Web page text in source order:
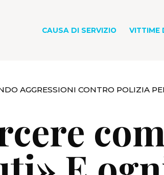
CAUSA DI SERVIZIO VITTIME
AGGRESSIONI CONTRO POLIZIA